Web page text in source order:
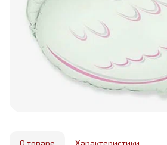
О товаре Характеристики